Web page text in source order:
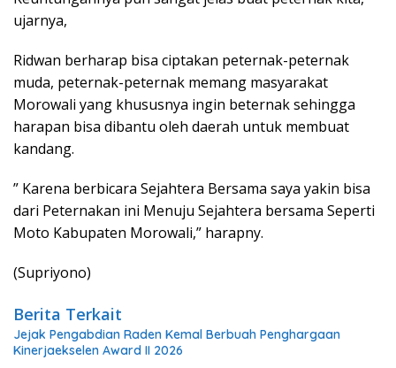
ujarnya,
Ridwan berharap bisa ciptakan peternak-peternak
muda, peternak-peternak memang masyarakat
Morowali yang khususnya ingin beternak sehingga
harapan bisa dibantu oleh daerah untuk membuat
kandang.
” Karena berbicara Sejahtera Bersama saya yakin bisa
dari Peternakan ini Menuju Sejahtera bersama Seperti
Moto Kabupaten Morowali,” harapny.
(Supriyono)
Berita Terkait
Jejak Pengabdian Raden Kemal Berbuah Penghargaan
Kinerjaekselen Award II 2026